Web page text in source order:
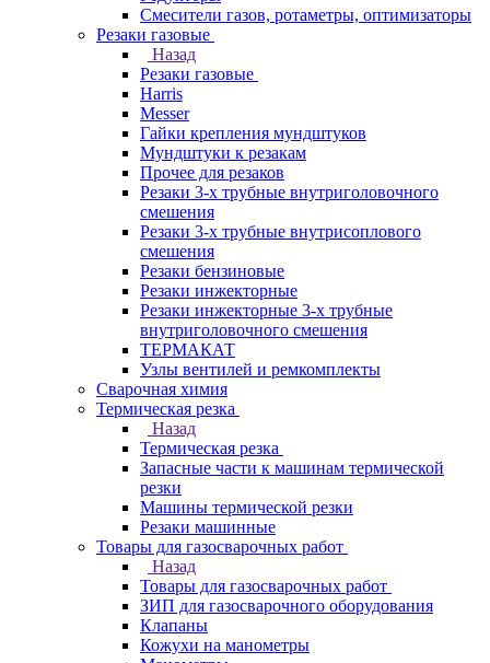
Смесители газов, ротаметры, оптимизаторы
Резаки газовые
Назад
Резаки газовые
Harris
Messer
Гайки крепления мундштуков
Мундштуки к резакам
Прочее для резаков
Резаки 3-х трубные внутриголовочного
смешения
Резаки 3-х трубные внутрисоплового
смешения
Резаки бензиновые
Резаки инжекторные
Резаки инжекторные 3-х трубные
внутриголовочного смешения
ТЕРМАКАТ
Узлы вентилей и ремкомплекты
Сварочная химия
Термическая резка
Назад
Термическая резка
Запасные части к машинам термической
резки
Машины термической резки
Резаки машинные
Товары для газосварочных работ
Назад
Товары для газосварочных работ
ЗИП для газосварочного оборудования
Клапаны
Кожухи на манометры